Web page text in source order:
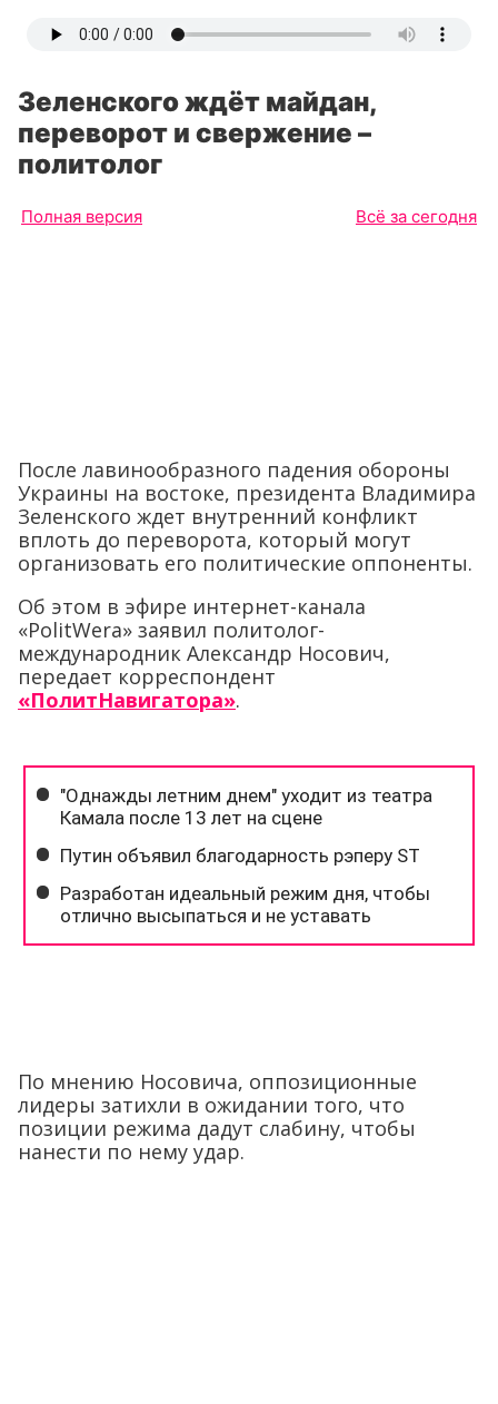
Зеленского ждёт майдан,
переворот и свержение –
политолог
Полная версия Всё за сегодня
После лавинообразного падения обороны
Украины на востоке, президента Владимира
Зеленского ждет внутренний конфликт
вплоть до переворота, который могут
организовать его политические оппоненты.
Об этом в эфире интернет-канала
«PolitWera» заявил политолог-
международник Александр Носович,
передает корреспондент
«ПолитНавигатора».
По мнению Носовича, оппозиционные
лидеры затихли в ожидании того, что
позиции режима дадут слабину, чтобы
нанести по нему удар.